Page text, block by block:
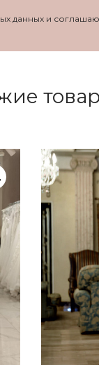
данных и